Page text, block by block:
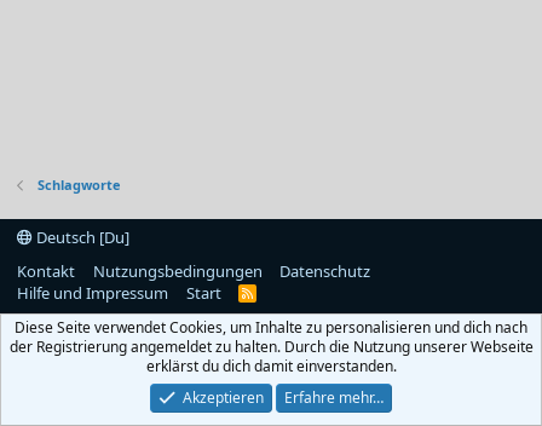
Schlagworte
Deutsch [Du]
Kontakt
Nutzungsbedingungen
Datenschutz
Hilfe und Impressum
Start
R
S
Diese Seite verwendet Cookies, um Inhalte zu personalisieren und dich nach
der Registrierung angemeldet zu halten. Durch die Nutzung unserer Webseite
erklärst du dich damit einverstanden.
Akzeptieren
Erfahre mehr…